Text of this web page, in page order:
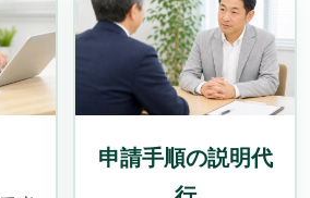
申請手順の説明代